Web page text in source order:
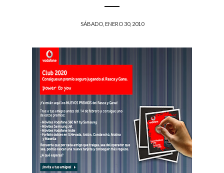
SÁBADO, ENERO 30, 2010